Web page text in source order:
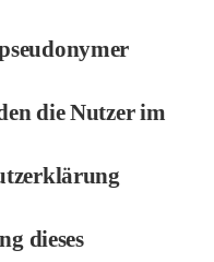
die Nutzer im
dieses